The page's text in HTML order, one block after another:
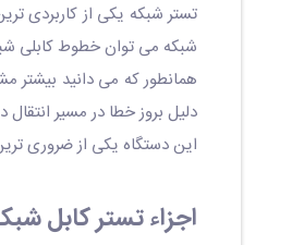
تستر شبکه یکی از کاربردی
شبکه می توان خطوط کابلی
همانطور که می دانید
دلیل بروز خطا در مسیر
این دستگاه یکی از ضروری
اجزاء تستر کابل